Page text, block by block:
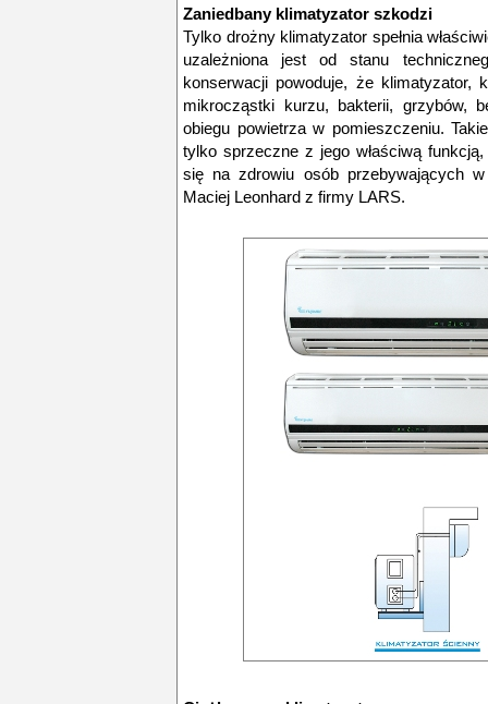
Zaniedbany klimatyzator szkodzi
Tylko drożny klimatyzator spełnia
uzależniona jest od stanu
konserwacji powoduje, że klimatyzator,
mikrocząstki kurzu, bakterii, grzybów,
obiegu powietrza w pomieszczeniu.
tylko sprzeczne z jego właściwą
się na zdrowiu osób przebywających
Maciej Leonhard z firmy LARS.